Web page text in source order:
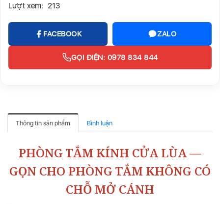
Lượt xem: 213
FACEBOOK ZALO
GỌI ĐIỆN: 0978 834 844
Thông tin sản phẩm Bình luận
PHÒNG TẮM KÍNH CỬA LÙA —
GỌN CHO PHÒNG TẮM KHÔNG CÓ
CHỖ MỞ CÁNH